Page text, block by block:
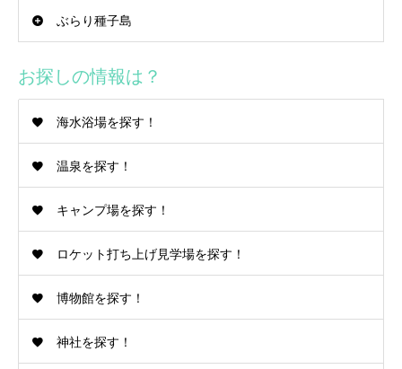
ぶらり種子島
お探しの情報は？
海水浴場を探す！
温泉を探す！
キャンプ場を探す！
ロケット打ち上げ見学場を探す！
博物館を探す！
神社を探す！